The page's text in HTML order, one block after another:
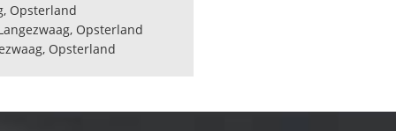
Opsterland
Opsterland
Opsterland